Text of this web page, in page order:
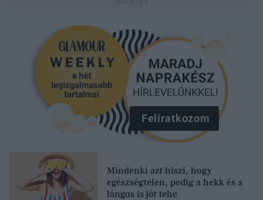
Feliratkozom
Mindenki azt hiszi, hogy
egészségtelen, pedig a hekk és a
lángos is jót tehe